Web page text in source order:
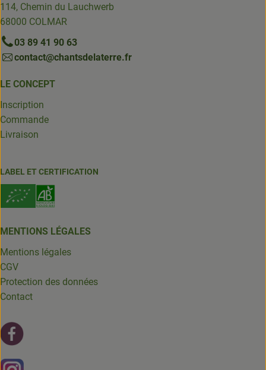
114, Chemin du Lauchwerb
68000 COLMAR
03 89 41 90 63
contact@chantsdelaterre.fr
LE CONCEPT
Inscription
Commande
Livraison
LABEL ET CERTIFICATION
MENTIONS LÉGALES
Mentions légales
CGV
Protection des données
Contact
Lien externe vers https://www.instagram.com/